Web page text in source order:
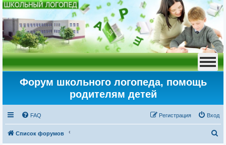
Форум школьного логопеда, помощь
родителям детей
FAQ Вход
Регистрация
Список форумов